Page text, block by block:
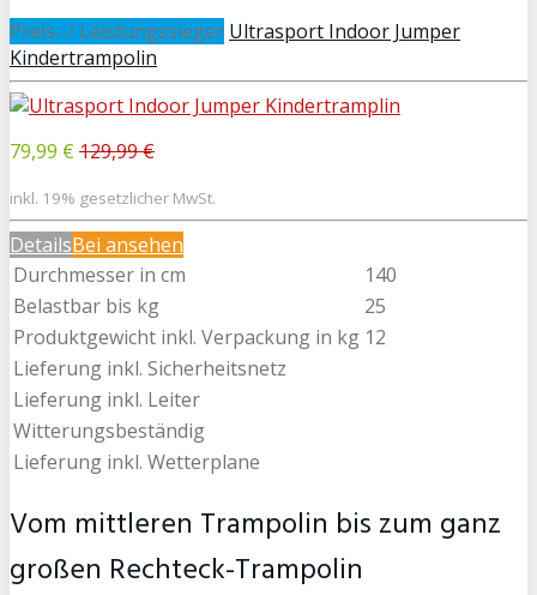
Preis- / Leistungssieger Ultrasport Indoor Jumper
Kindertrampolin
79,99 € 129,99 €
inkl. 19% gesetzlicher MwSt.
DetailsBei ansehen
Durchmesser in cm
140
Belastbar bis kg
25
Produktgewicht inkl. Verpackung in kg 12
Lieferung inkl. Sicherheitsnetz
Lieferung inkl. Leiter
Witterungsbeständig
Lieferung inkl. Wetterplane
Vom mittleren Trampolin bis zum ganz
großen Rechteck-Trampolin